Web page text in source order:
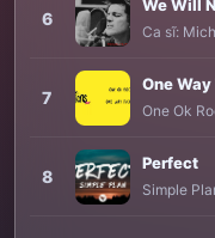
6
We Will
Ca sĩ:
7
One
One Ok
8
Perfect
Simple